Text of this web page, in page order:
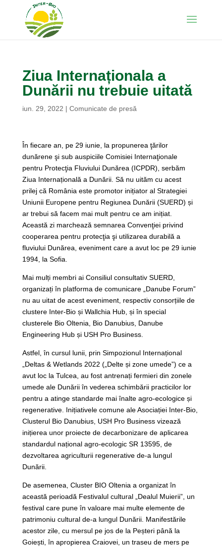
Ziua Internaționala a
Dunării nu trebuie uitată
iun. 29, 2022 | Comunicate de presă
În fiecare an, pe 29 iunie, la propunerea ţărilor
dunărene şi sub auspiciile Comisiei Internaţionale
pentru Protecţia Fluviului Dunărea (ICPDR), serbăm
Ziua Internațională a Dunării. Să nu uităm cu acest
prilej că România este promotor inițiator al Strategiei
Uniunii Europene pentru Regiunea Dunării (SUERD) și
ar trebui să facem mai mult pentru ce am inițiat.
Această zi marchează semnarea Convenţiei privind
cooperarea pentru protecţia şi utilizarea durabilă a
fluviului Dunărea, eveniment care a avut loc pe 29 iunie
1994, la Sofia.
Mai mulți membri ai Consiliul consultativ SUERD,
organizați în platforma de comunicare „Danube Forum”
nu au uitat de acest eveniment, respectiv consorțiile de
clustere Inter-Bio și Wallchia Hub, și în special
clusterele Bio Oltenia, Bio Danubius, Danube
Engineering Hub și USH Pro Business.
Astfel, în cursul lunii, prin Simpozionul Internațional
„Deltas & Wetlands 2022 („Delte și zone umede”) ce a
avut loc la Tulcea, au fost antrenați fermieri din zonele
umede ale Dunării în vederea schimbării practicilor lor
pentru a atinge standarde mai înalte agro-ecologice și
regenerative. Inițiativele comune ale Asociației Inter-Bio,
Clusterul Bio Danubius, USH Pro Business vizează
inițierea unor proiecte de decarbonizare de aplicarea
standardul național agro-ecologic SR 13595, de
dezvoltarea agriculturii regenerative de-a lungul
Dunării.
De asemenea, Cluster BIO Oltenia a organizat în
această perioadă Festivalul cultural „Dealul Muierii”, un
festival care pune în valoare mai multe elemente de
patrimoniu cultural de-a lungul Dunării. Manifestările
acestor zile, cu mersul pe jos de la Peșteri până la
Goiești, în apropierea Craiovei, un traseu de mers pe